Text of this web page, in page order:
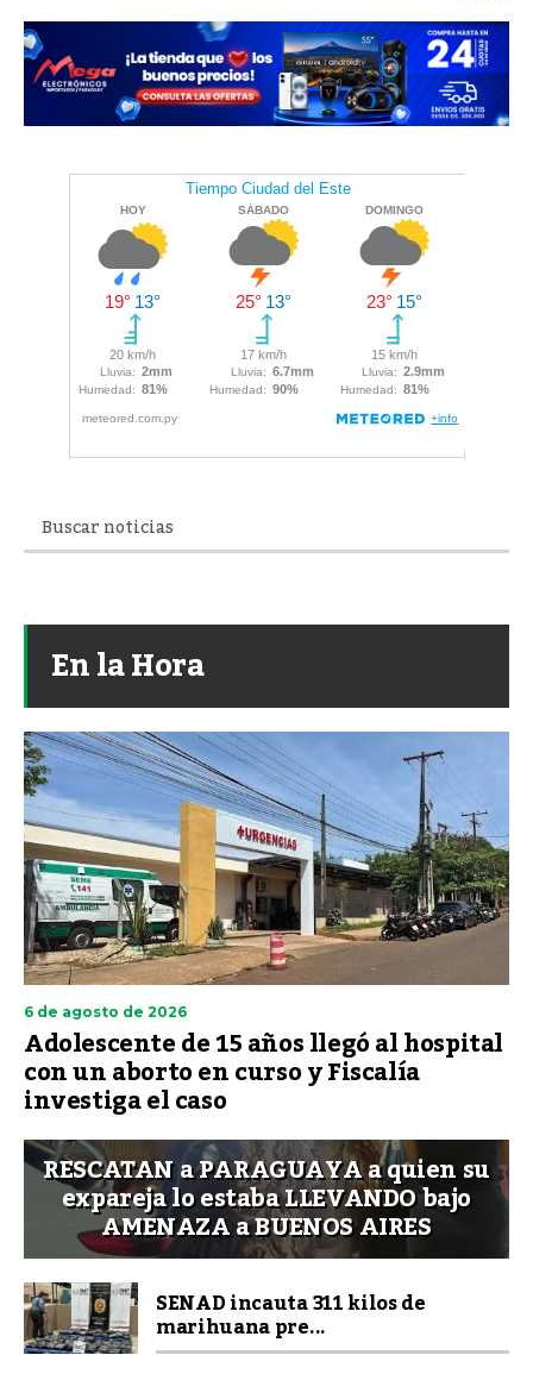
En la Hora
6 de agosto de 2026
Adolescente de 15 años llegó al hospital
con un aborto en curso y Fiscalía
investiga el caso
RESCATAN a PARAGUAYA a quien su
expareja lo estaba LLEVANDO bajo
AMENAZA a BUENOS AIRES
SENAD incauta 311 kilos de
marihuana pre...